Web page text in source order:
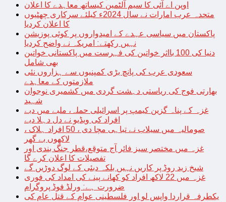
اوپن اے آئی کا سیم آلٹمین کیساتھ معاہدے کا اعلان
متحدہ عرب امارات نے سال 2024ء کیلئے سرکاری چھٹیوں
کا اعلان کردیا
پاکستان میں سیاسی عہدے کے امیدواروں پر کوئی پوزیشن
نہیں رکھتے: امریکہ نے واضح کردیا
دنیا کی 100 بااثر خواتین کی فہرست میں پاکستانی خواتین
بھی شامل
سعودی عرب کی پانچ بڑی کمپنیوں سے ہزاروں نئی
ملازمتوں کے معاہدے
بھارتی فوج کی ریاستی دہشت گردی میں کشمیری نوجوان
شہید
غزہ کے پناہ گزین کیمپ پر اسرائیلی حملہ، ملبے میں دبے
افراد کی ویڈیو نے دل دہلا دیے
صومالیہ میں سیلاب نے تباہی مچا دی ، 50 افراد ہلاک ،
لاکھوں بے گھر
غزہ میں مختصر سیز فائر آج متوقع،قطر جنگ بندی اور
تفصیلات کا اعلان کرے گا
شیخ زید روڈ پر کاریں نہیں بلکہ دبئی کے لوگ دوڑیں گے
غزہ میں 22 لاکھ افراد کو کھانے پینے کی امداد کی فوری
ضرورت ہے: ورلڈ فوڈ پروگرام
یکطرفہ قراردا واپس لو اور فلسطینی عوام کے قتل عام کی